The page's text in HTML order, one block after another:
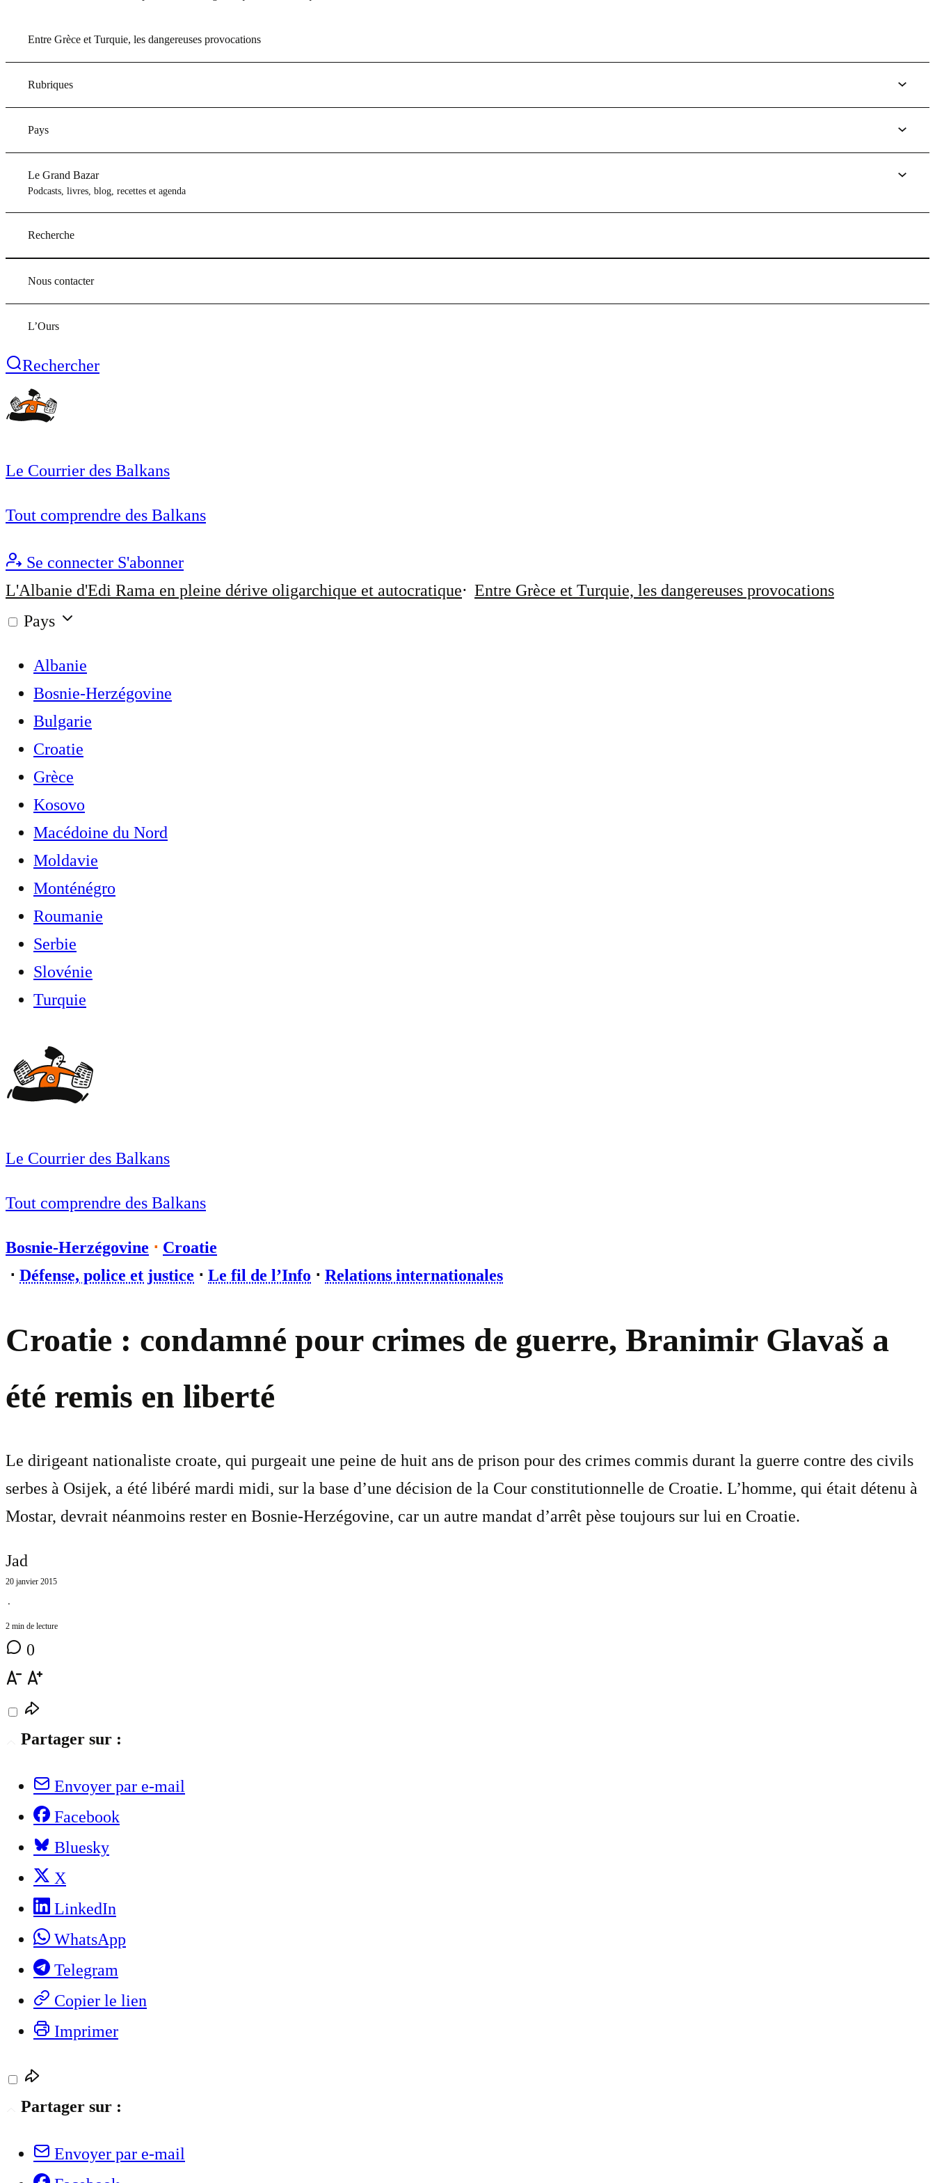
Entre Grèce et Turquie, les dangereuses provocations
Rubriques
Pays
Le Grand Bazar
Podcasts, livres, blog, recettes et agenda
Recherche
Nous contacter
L’Ours
Rechercher
Le Courrier des Balkans
Tout comprendre des Balkans
Se connecter S'abonner
L'Albanie d'Edi Rama en pleine dérive oligarchique et autocratique
Entre Grèce et Turquie, les dangereuses provocations
Pays
Albanie
Bosnie-Herzégovine
Bulgarie
Croatie
Grèce
Kosovo
Macédoine du Nord
Moldavie
Monténégro
Roumanie
Serbie
Slovénie
Turquie
Le Courrier des Balkans
Tout comprendre des Balkans
Bosnie-Herzégovine ⋅ Croatie
⋅ Défense, police et justice ⋅ Le fil de l’Info ⋅ Relations internationales
Croatie : condamné pour crimes de guerre, Branimir Glavaš a
été remis en liberté
Le dirigeant nationaliste croate, qui purgeait une peine de huit ans de prison pour des crimes commis durant la guerre contre des civils
serbes à Osijek, a été libéré mardi midi, sur la base d’une décision de la Cour constitutionnelle de Croatie. L’homme, qui était détenu à
Mostar, devrait néanmoins rester en Bosnie-Herzégovine, car un autre mandat d’arrêt pèse toujours sur lui en Croatie.
Jad
20 janvier 2015
⋅
2 min de lecture
0
Partager sur :
Envoyer par e-mail
Facebook
Bluesky
X
LinkedIn
WhatsApp
Telegram
Copier le lien
Imprimer
Partager sur :
Envoyer par e-mail